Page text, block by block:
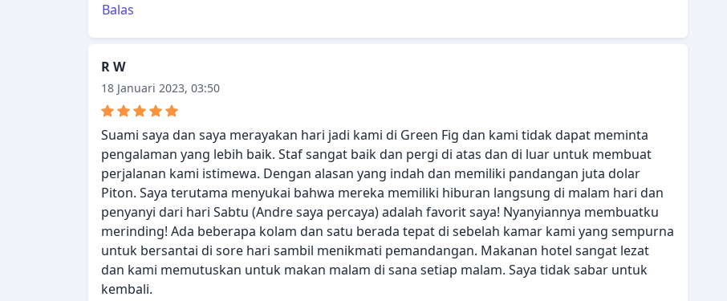
Balas
R W
18 Januari 2023, 03:50
Suami saya dan saya merayakan hari jadi kami di Green Fig dan kami tidak dapat meminta
pengalaman yang lebih baik. Staf sangat baik dan pergi di atas dan di luar untuk membuat
perjalanan kami istimewa. Dengan alasan yang indah dan memiliki pandangan juta dolar
Piton. Saya terutama menyukai bahwa mereka memiliki hiburan langsung di malam hari dan
penyanyi dari hari Sabtu (Andre saya percaya) adalah favorit saya! Nyanyiannya membuatku
merinding! Ada beberapa kolam dan satu berada tepat di sebelah kamar kami yang sempurna
untuk bersantai di sore hari sambil menikmati pemandangan. Makanan hotel sangat lezat
dan kami memutuskan untuk makan malam di sana setiap malam. Saya tidak sabar untuk
kembali.